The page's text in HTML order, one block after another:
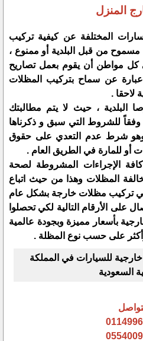
المنزل
المختلفة عن كيفية تركيب
من قبل البلدية أو ممنوع ،
كل مواطن أن يقوم بعمل تصاريح
عن سماح بتركيب المظلات
لاحقا .
، حيث لا يتم مطالبتك
وفقاً للشروط التي سبق و ذكرناها
وهو شرط عدم التعدي على حقوق
أو للمارة في الطريق العام .
الإجراءات المشروطة لصحة
المظلات وهذا من حيث اتباع
في تركيب مظلات خارجة بشكل عام
على الأرقام التالية لكي تحصلوا
بأسعار مميزة وبجودة عالمية
للسيارات في المملكة
السعودية